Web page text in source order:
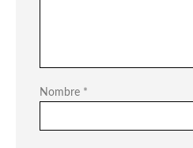
Nombre *